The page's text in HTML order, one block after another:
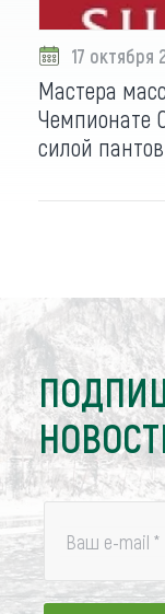
17 октября
Мастера
Чемпионате
силой
Ваш e-mail *